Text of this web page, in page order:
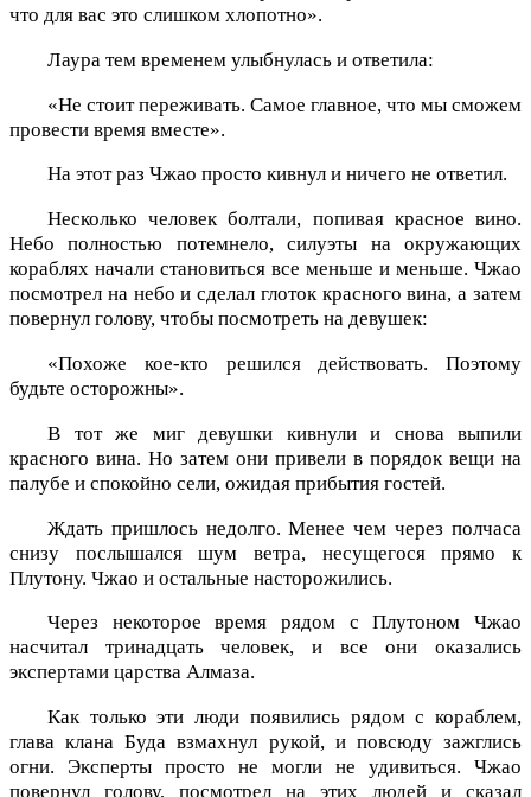
что для вас это слишком хлопотно».
Лаура тем временем улыбнулась и ответила:
«Не стоит переживать. Самое главное, что мы сможем
провести время вместе».
На этот раз Чжао просто кивнул и ничего не ответил.
Несколько человек болтали, попивая красное вино.
Небо полностью потемнело, силуэты на окружающих
кораблях начали становиться все меньше и меньше. Чжао
посмотрел на небо и сделал глоток красного вина, а затем
повернул голову, чтобы посмотреть на девушек:
«Похоже кое-кто решился действовать. Поэтому
будьте осторожны».
В тот же миг девушки кивнули и снова выпили
красного вина. Но затем они привели в порядок вещи на
палубе и спокойно сели, ожидая прибытия гостей.
Ждать пришлось недолго. Менее чем через полчаса
снизу послышался шум ветра, несущегося прямо к
Плутону. Чжао и остальные насторожились.
Через некоторое время рядом с Плутоном Чжао
насчитал тринадцать человек, и все они оказались
экспертами царства Алмаза.
Как только эти люди появились рядом с кораблем,
глава клана Буда взмахнул рукой, и повсюду зажглись
огни. Эксперты просто не могли не удивиться. Чжао
повернул голову, посмотрел на этих людей и сказал